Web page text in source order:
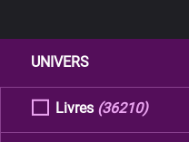
UNIVERS
Livres (36210)